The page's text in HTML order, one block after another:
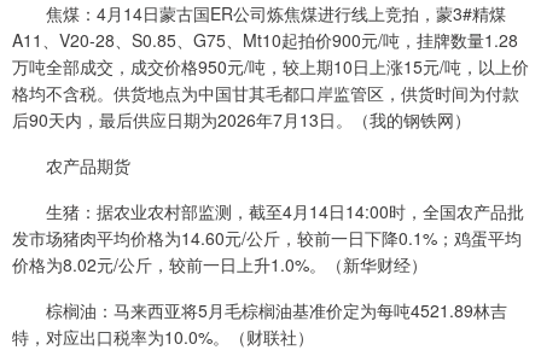
焦煤：4月14日蒙古国ER公司炼焦煤进行线上竞拍，蒙3#精煤
A11、V20-28、S0.85、G75、Mt10起拍价900元/吨，挂牌数量1.28
万吨全部成交，成交价格950元/吨，较上期10日上涨15元/吨，以上价
格均不含税。供货地点为中国甘其毛都口岸监管区，供货时间为付款
后90天内，最后供应日期为2026年7月13日。（我的钢铁网）
农产品期货
生猪：据农业农村部监测，截至4月14日14:00时，全国农产品批
发市场猪肉平均价格为14.60元/公斤，较前一日下降0.1%；鸡蛋平均
价格为8.02元/公斤，较前一日上升1.0%。（新华财经）
棕榈油：马来西亚将5月毛棕榈油基准价定为每吨4521.89林吉
特，对应出口税率为10.0%。（财联社）